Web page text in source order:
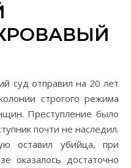
суд отправил на 20 лет
строгого режима
Преступление было
почти не наследил.
оставил убийца, при
оказалось достаточно